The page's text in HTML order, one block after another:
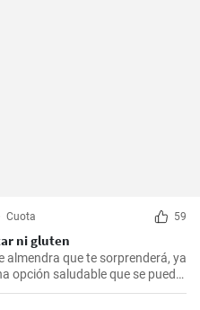
Cuota 59
ni gluten
almendra que te sorprenderá, ya
opción saludable que se puede